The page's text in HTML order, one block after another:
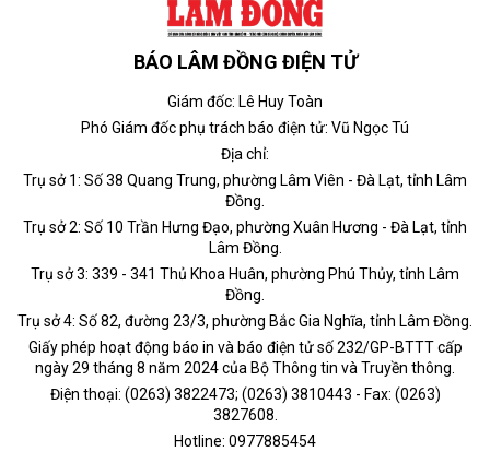
BÁO LÂM ĐỒNG ĐIỆN TỬ
Giám đốc: Lê Huy Toàn
Phó Giám đốc phụ trách báo điện tử: Vũ Ngọc Tú
Địa chỉ:
Trụ sở 1: Số 38 Quang Trung, phường Lâm Viên - Đà Lạt, tỉnh Lâm
Đồng.
Trụ sở 2: Số 10 Trần Hưng Đạo, phường Xuân Hương - Đà Lạt, tỉnh
Lâm Đồng.
Trụ sở 3: 339 - 341 Thủ Khoa Huân, phường Phú Thủy, tỉnh Lâm
Đồng.
Trụ sở 4: Số 82, đường 23/3, phường Bắc Gia Nghĩa, tỉnh Lâm Đồng.
Giấy phép hoạt động báo in và báo điện tử số 232/GP-BTTT cấp
ngày 29 tháng 8 năm 2024 của Bộ Thông tin và Truyền thông.
Điện thoại: (0263) 3822473; (0263) 3810443 - Fax: (0263)
3827608.
Hotline: 0977885454